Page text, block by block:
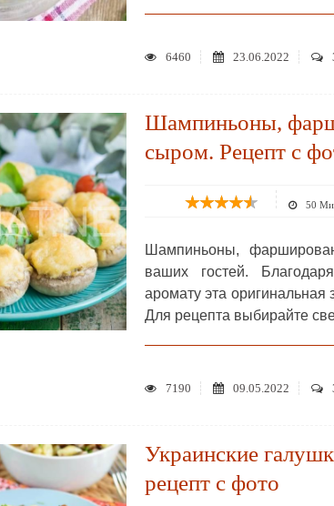
6460 23.06.2022
Шампиньоны,
сыром. Рецепт с
50
Шампиньоны,
ваших гостей.
аромату эта оригинальная
Для рецепта выбирайте
7190 09.05.2022
Украинские
рецепт с фото